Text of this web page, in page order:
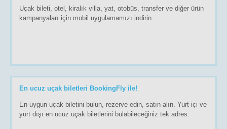
Uçak bileti, otel, kiralık villa, yat, otobüs, transfer ve diğer ürün
kampanyaları için mobil uygulamamızı indirin.
En ucuz uçak biletleri BookingFly ile!
En uygun uçak biletini bulun, rezerve edin, satın alın. Yurt içi ve
yurt dışı en ucuz uçak biletlerini bulabileceğiniz tek adres.